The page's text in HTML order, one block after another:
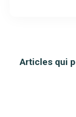
Articles qui